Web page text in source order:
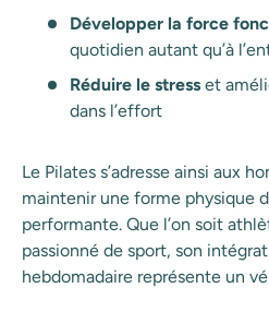
Développer la force
quotidien autant qu’à
Réduire le stress et
dans l’effort
Le Pilates s’adresse ainsi aux
maintenir une forme physique
performante. Que l’on soit
passionné de sport, son
hebdomadaire représente un